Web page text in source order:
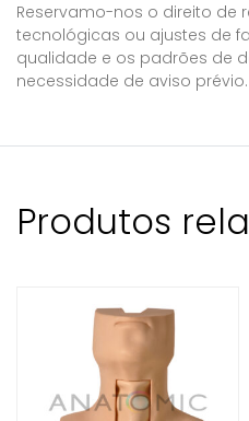
Reservamo-nos o direito de
tecnológicas ou ajustes de
qualidade e os padrões de
necessidade de aviso prévio.
Produtos